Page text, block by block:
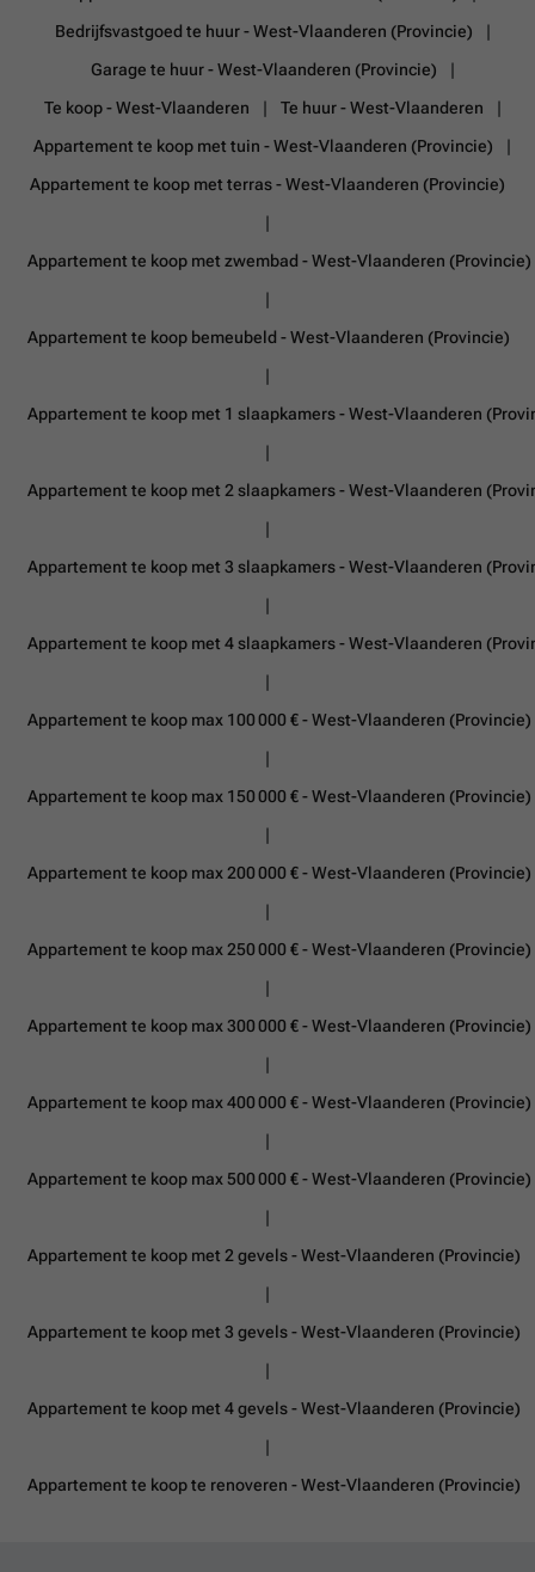
Bedrijfsvastgoed te huur - West-Vlaanderen (Provincie)
Garage te huur - West-Vlaanderen (Provincie)
Te koop - West-Vlaanderen
Te huur - West-Vlaanderen
Appartement te koop met tuin - West-Vlaanderen (Provincie)
Appartement te koop met terras - West-Vlaanderen (Provincie)
Appartement te koop met zwembad - West-Vlaanderen (Provincie)
Appartement te koop bemeubeld - West-Vlaanderen (Provincie)
Appartement te koop met 1 slaapkamers - West-Vlaanderen
Appartement te koop met 2 slaapkamers - West-Vlaanderen
Appartement te koop met 3 slaapkamers - West-Vlaanderen
Appartement te koop met 4 slaapkamers - West-Vlaanderen
Appartement te koop max 100 000 € - West-Vlaanderen (Provincie)
Appartement te koop max 150 000 € - West-Vlaanderen (Provincie)
Appartement te koop max 200 000 € - West-Vlaanderen (Provincie)
Appartement te koop max 250 000 € - West-Vlaanderen (Provincie)
Appartement te koop max 300 000 € - West-Vlaanderen (Provincie)
Appartement te koop max 400 000 € - West-Vlaanderen (Provincie)
Appartement te koop max 500 000 € - West-Vlaanderen (Provincie)
Appartement te koop met 2 gevels - West-Vlaanderen (Provincie)
Appartement te koop met 3 gevels - West-Vlaanderen (Provincie)
Appartement te koop met 4 gevels - West-Vlaanderen (Provincie)
Appartement te koop te renoveren - West-Vlaanderen (Provincie)